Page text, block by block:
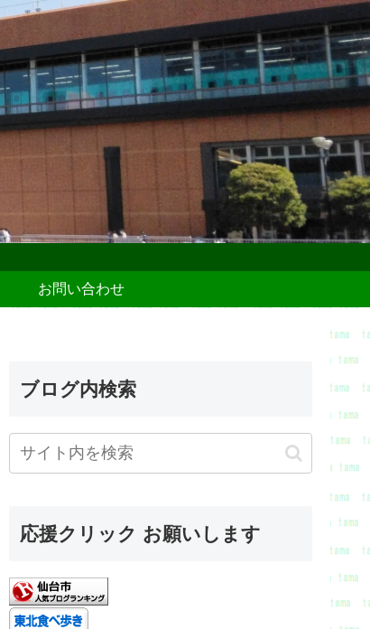
お問い合わせ
ブログ内検索
応援クリック お願いします